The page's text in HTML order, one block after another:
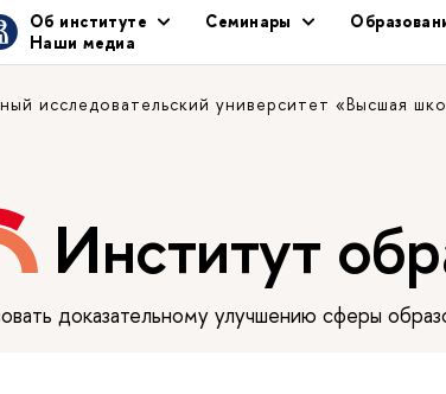
Об институте Семинары
Наши медиа
исследовательский университет «Высшая
Институт
доказательному улучшению сферы